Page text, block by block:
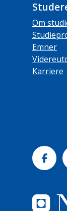
Om
Emner
Karriere